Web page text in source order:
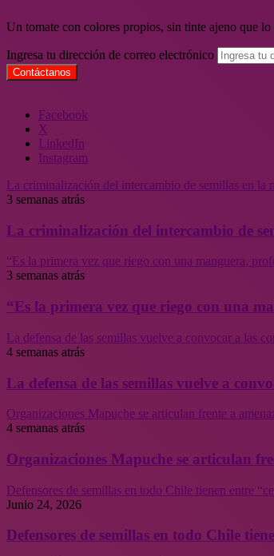
Un tomate con colores propios, sin tinte ajeno que
Ingresa tu dirección de correo electrónico
Facebook
X
LinkedIn
Instagram
La criminalización del intercambio de semillas en la
3 semanas atrás
La criminalización del intercambio de
“Es la primera vez que riego con una manguera,
3 semanas atrás
“Es la primera vez que riego con una
La defensa de las semillas vuelve a convocar a las
4 semanas atrás
La defensa de las semillas vuelve a
Organizaciones Mapuche se articulan frente a
4 semanas atrás
Organizaciones Mapuche se articulan
Defensores de semillas en todo Chile tienen entre
Junio 24, 2026
Defensores de semillas en todo Chile